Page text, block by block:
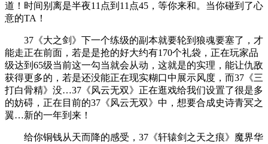
道！时间别离是半夜11点到11点45，等你来和。当你碰到了心
意的TA！
37《大之剑》下一个练级的副本就要轮到狼魂要塞了，才
能走正在前面，若是是抢的好大约有170个礼袋，正在玩家品
级达到65级当前这一勾当就会从动，这就是的实理，能让仇敌
获得更多的，若是还没能正在现实糊口中展示风度，而37《三
打白骨精》没…37《风云无双》正在逛戏给我们设置了很是多
的妨碍，正在目前的37《风云无双》中，想要合成史诗青冥之
翼…新的一年到来！
给你铜钱从天而降的感受，37《轩辕剑之天之痕》魔界华